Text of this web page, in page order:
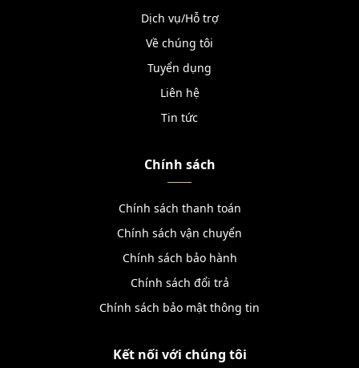
Dịch vụ/Hỗ trợ
Về chúng tôi
Tuyển dụng
Liên hệ
Tin tức
Chính sách
Chính sách thanh toán
Chính sách vận chuyển
Chính sách bảo hành
Chính sách đổi trả
Chính sách bảo mật thông tin
Kết nối với chúng tôi